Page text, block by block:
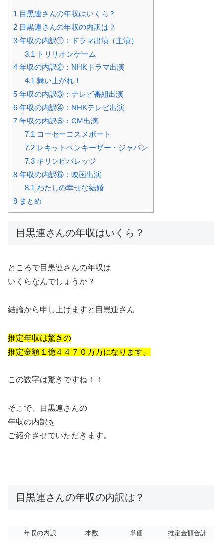
1 目黒連さんの年収はいくら？
2 目黒連さんの年収の内訳は？
3 年収の内訳①：ドラマ出演（主演）
3.1 トリリオンゲーム
4 年収の内訳②：NHKドラマ出演
4.1 舞い上がれ！
5 年収の内訳③：テレビ番組出演
6 年収の内訳④：NHKテレビ出演
7 年収の内訳⑤：CM出演
7.1 コーセーコスメポート
7.2レキットベンキーザー・ジャパン
7.3キリンビバレッジ
8 年収の内訳⑥：映画出演
8.1 わたしの幸せな結婚
9 まとめ
目黒連さんの年収はいくら？
ところで目黒連さんの年収は
いくらなんでしょうか？
結論から申し上げますと目黒連さん
推定年収は驚きの
推定金額１億４４７０万万になります。
この数字は驚きですね！！
そこで、目黒連さんの
年収の内訳を
ご紹介させていただきます。
目黒連さんの年収の内訳は？
年収の内訳 本数 単価
推定金額合計